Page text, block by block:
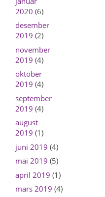
2020 (6)
desember
2019 (2)
november
2019 (4)
oktober
2019 (4)
september
2019 (4)
august
2019 (1)
juni 2019 (4)
mai 2019 (5)
april 2019 (1)
mars 2019 (4)